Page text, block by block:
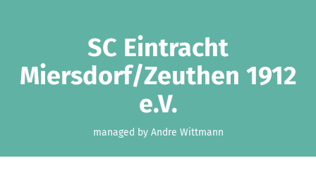
SC Eintracht
Miersdorf/Zeuthen 1912
e.V.
managed by Andre Wittmann